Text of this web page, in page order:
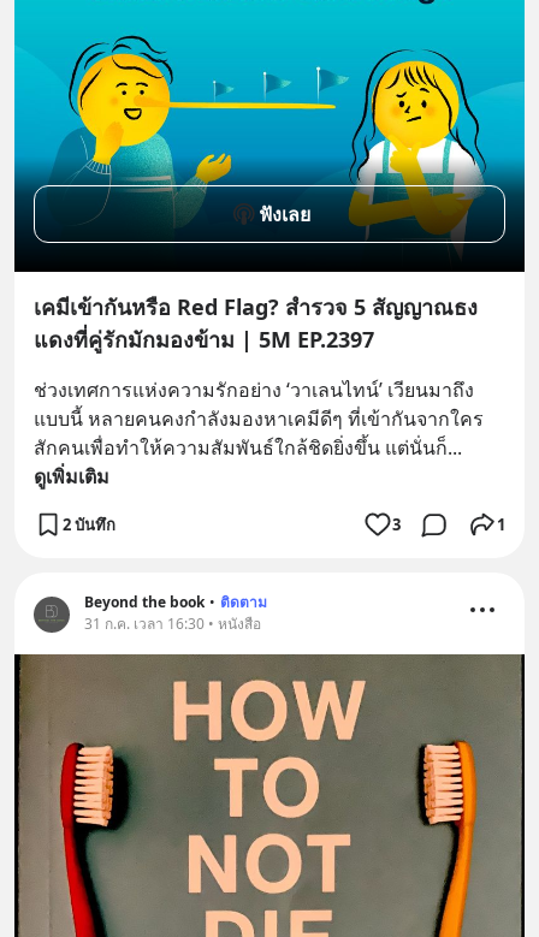
ฟังเลย
เคมีเข้ากันหรือ Red Flag? สำรวจ 5 สัญญาณธง
แดงที่คู่รักมักมองข้าม | 5M EP.2397
ช่วงเทศการแห่งความรักอย่าง ‘วาเลนไทน์’ เวียนมาถึง
แบบนี้ หลายคนคงกำลังมองหาเคมีดีๆ ที่เข้ากันจากใคร
สักคนเพื่อทำให้ความสัมพันธ์ใกล้ชิดยิ่งขึ้น แต่นั่นก็...
ดูเพิ่มเติม
2 บันทึก 3 1
Beyond the book • ติดตาม
31 ก.ค. เวลา 16:30 • หนังสือ